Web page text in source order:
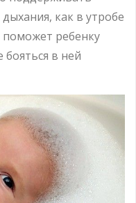
как в утробе
ребенку
в ней